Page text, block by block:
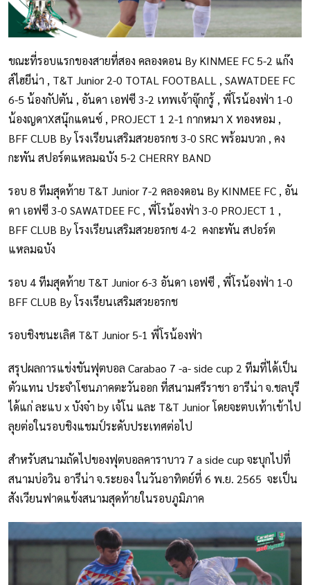
ขณะที่รอบแรกของสายที่สอง คลองดอน By KINMEE FC 5-2 แก๊ง
ส์ไฮยีน่า , T&T Junior 2-0 TOTAL FOOTBALL , SAWATDEE FC
6-5 น้องกัปตัน , อันดา เอฟซี 3-2 เทพเจ้าจุ๊กกรู้ , พี่โรน้องฟ่า 1-0
น้องญดาXสนุ๊กแดนซ์ , PROJECT 1 2-1 กากหมา X ทองหอม ,
BFF CLUB By โรงเรียนเสริมสวยอรกช 3-0 SRC พร้อมบวก , คง
กะพัน สปอร์ตแหลมฉบัง 5-2 CHERRY BAND
รอบ 8 ทีมสุดท้าย T&T Junior 7-2 คลองดอน By KINMEE FC , อัน
ดา เอฟซี 3-0 SAWATDEE FC , พี่โรน้องฟ่า 3-0 PROJECT 1 ,
BFF CLUB By โรงเรียนเสริมสวยอรกช 4-2 คงกะพัน สปอร์ต
แหลมฉบัง
รอบ 4 ทีมสุดท้าย T&T Junior 6-3 อันดา เอฟซี , พี่โรน้องฟ่า 1-0
BFF CLUB By โรงเรียนเสริมสวยอรกช
รอบชิงชนะเลิศ T&T Junior 5-1 พี่โรน้องฟ่า
สรุปผลการแข่งขันฟุตบอล Carabao 7 -a- side cup 2 ทีมที่ได้เป็น
ตัวแทน ประจำโซนภาคตะวันออก ที่สนามศรีราชา อารีน่า จ.ชลบุรี
ได้แก่ ละแบ x บังจ๋า by เจ้โน และ T&T Junior โดยจะตบเท้าเข้าไป
ลุยต่อในรอบชิงแชมป์ระดับประเทศต่อไป
สำหรับสนามถัดไปของฟุตบอลคาราบาว 7 a side cup จะบุกไปที่
สนามบ่อวิน อารีน่า จ.ระยอง ในวันอาทิตย์ที่ 6 พ.ย. 2565 จะเป็น
สังเวียนฟาดแข้งสนามสุดท้ายในรอบภูมิภาค